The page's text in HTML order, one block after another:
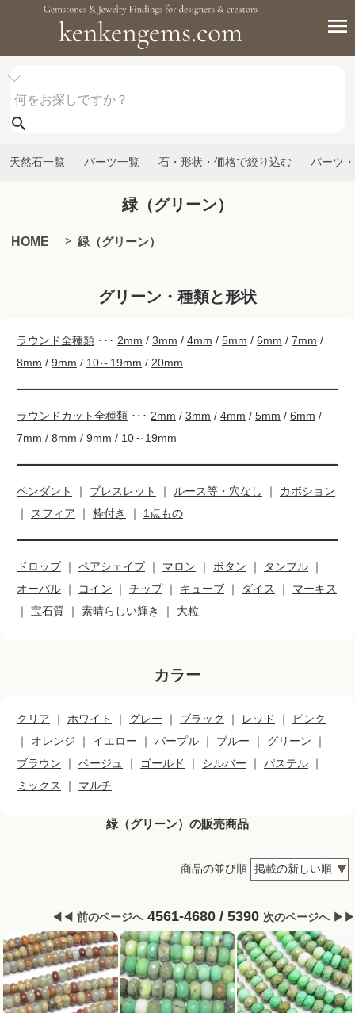
天然石一覧 パーツ一覧 石・形状・価格で絞り込む パーツ
緑（グリーン）
HOME 緑（グリーン）
グリーン・種類と形状
ラウンド全種類 ･･･ 2mm / 3mm / 4mm / 5mm / 6mm / 7mm /
8mm / 9mm / 10～19mm / 20mm
ラウンドカット全種類 ･･･ 2mm / 3mm / 4mm / 5mm / 6mm /
7mm / 8mm / 9mm / 10～19mm
ペンダント ｜ ブレスレット ｜ ルース等・穴なし ｜ カボション
｜
スフィア ｜ 枠付き ｜ 1点もの
ドロップ｜ ペアシェイプ｜ マロン ｜ ボタン ｜ タンブル ｜
オーバル ｜ コイン ｜ チップ｜ キューブ ｜ ダイス ｜ マーキス
｜ 宝石質 ｜ 素晴らしい輝き ｜ 大粒
カラー
クリア ｜ ホワイト ｜ グレー ｜ ブラック ｜ レッド ｜
ピンク
｜ オレンジ ｜ イエロー ｜ パープル ｜ ブルー ｜ グリーン ｜
ブラウン ｜ ベージュ ｜ ゴールド ｜ シルバー ｜ パステル ｜
ミックス
｜ マルチ
緑（グリーン）の販売商品
商品の並び順
◀◀ 前のページへ 4561-4680 / 5390 次のページへ ▶▶